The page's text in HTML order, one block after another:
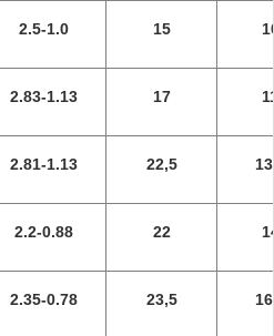
2.5-1.0 15
2.83-1.13 17
2.81-1.13 22,5
2.2-0.88 22
2.35-0.78 23,5